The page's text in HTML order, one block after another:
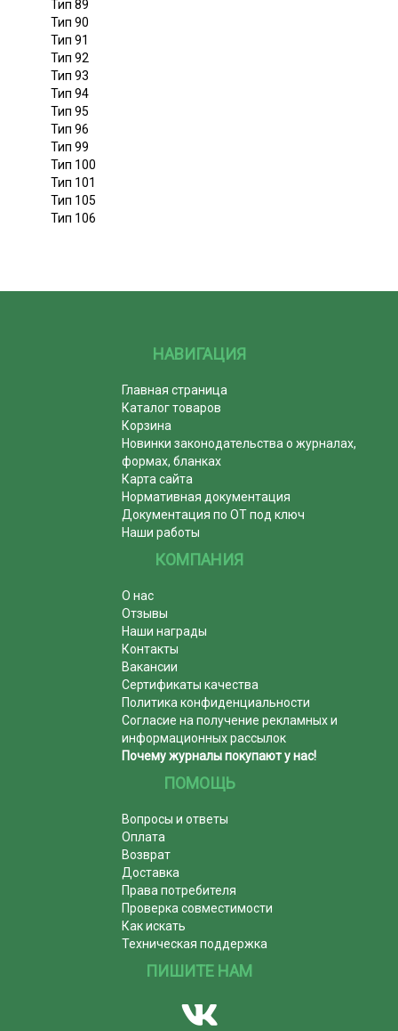
Тип 89
Тип 90
Тип 91
Тип 92
Тип 93
Тип 94
Тип 95
Тип 96
Тип 99
Тип 100
Тип 101
Тип 105
Тип 106
НАВИГАЦИЯ
Главная страница
Каталог товаров
Корзина
Новинки законодательства о журналах,
формах, бланках
Карта сайта
Нормативная документация
Документация по ОТ под ключ
Наши работы
КОМПАНИЯ
О нас
Отзывы
Наши награды
Контакты
Вакансии
Сертификаты качества
Политика конфиденциальности
Согласие на получение рекламных и
информационных рассылок
Почему журналы покупают у нас!
ПОМОЩЬ
Вопросы и ответы
Оплата
Возврат
Доставка
Права потребителя
Проверка совместимости
Как искать
Техническая поддержка
ПИШИТЕ НАМ